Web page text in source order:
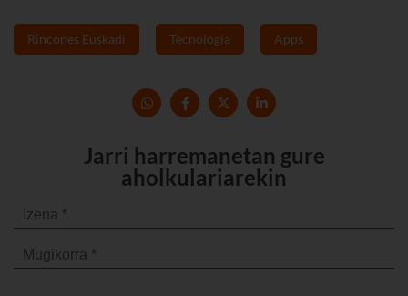
Rincones Euskadi Tecnología Apps
Jarri harremanetan gure
aholkulariarekin